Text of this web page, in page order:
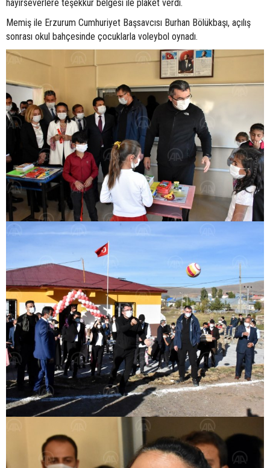
hayırseverlere teşekkür belgesi ile plaket verdi.
Memiş ile Erzurum Cumhuriyet Başsavcısı Burhan Bölükbaşı, açılış
sonrası okul bahçesinde çocuklarla voleybol oynadı.